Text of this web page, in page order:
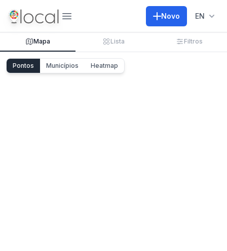
Abrir menu Novo EN
Mapa Lista Filtros
Pontos Municípios Heatmap